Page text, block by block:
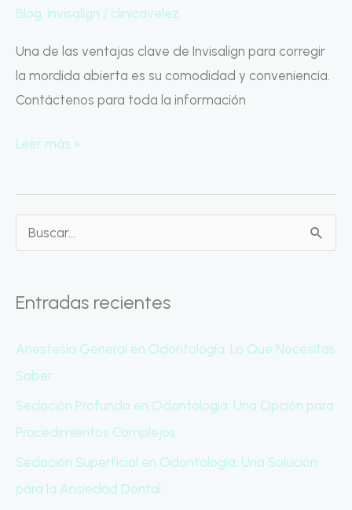
Blog, Invisalign / clinicavelez
Una de las ventajas clave de Invisalign para corregir
la mordida abierta es su comodidad y conveniencia.
Contáctenos para toda la información
el
Problema
con
Invisalign
Leer más »
a
r
p
o
Entradas recientes
Anestesia General en Odontología: Lo Que Necesitas
Saber
Sedación Profunda en Odontología: Una Opción para
Procedimientos Complejos
Sedación Superficial en Odontología: Una Solución
para la Ansiedad Dental